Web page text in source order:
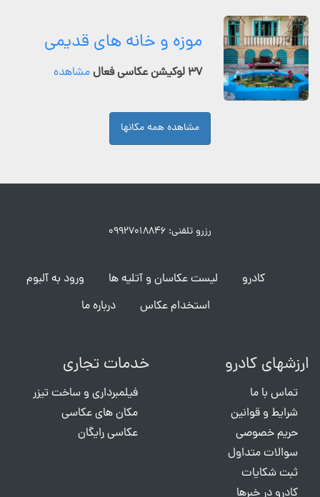
موزه و خانه های قدیمی
۳۷ لوکیشن عکاسی فعال مشاهده
مشاهده همه مکانها
رزرو تلفنی: ۰۹۹۲۷۰۱۸۸۴۶
کادرو لیست عکاسان و آتلیه ها
ورود به آلبوم
استخدام عکاس
درباره ما
ارزشهای کادرو
تماس با ما
شرایط و قوانین
حریم خصوصی
سوالات متداول
ثبت شکایات
کادرو در خبرها
خدمات تجاری
فیلمبرداری و ساخت تیزر
مکان های عکاسی
عکاسی رایگان